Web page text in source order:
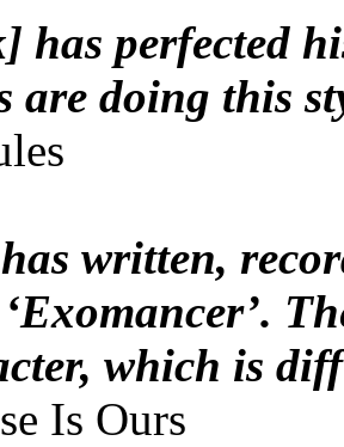
has perfected
are doing this
written,
which is
Is Ours